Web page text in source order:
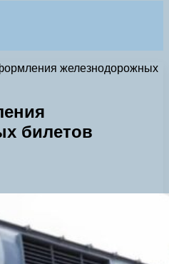
железнодорожных
билетов